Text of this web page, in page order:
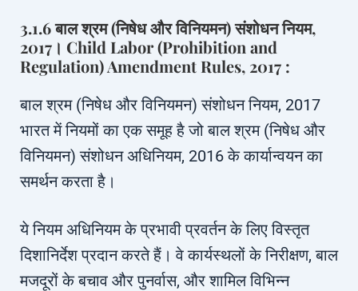
3.1.6 बाल श्रम (निषेध और विनियमन) संशोधन नियम,
2017। Child Labor (Prohibition and
Regulation) Amendment Rules, 2017 :
बाल श्रम (निषेध और विनियमन) संशोधन नियम, 2017
भारत में नियमों का एक समूह है जो बाल श्रम (निषेध और
विनियमन) संशोधन अधिनियम, 2016 के कार्यान्वयन का
समर्थन करता है।
ये नियम अधिनियम के प्रभावी प्रवर्तन के लिए विस्तृत
दिशानिर्देश प्रदान करते हैं। वे कार्यस्थलों के निरीक्षण, बाल
मजदूरों के बचाव और पुनर्वास, और शामिल विभिन्न